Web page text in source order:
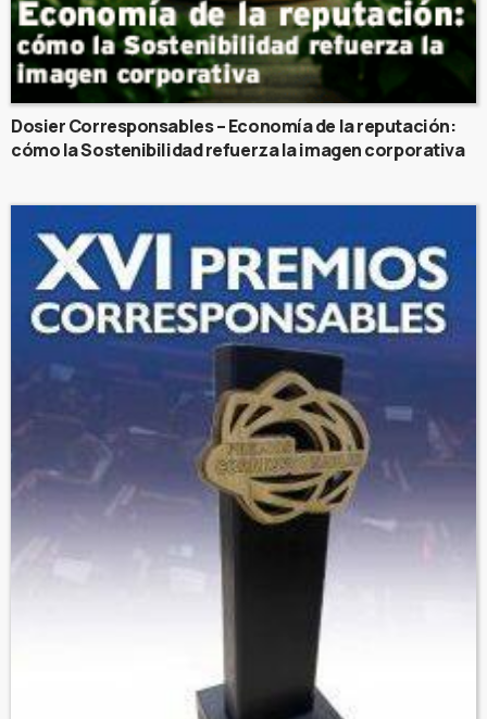
Dosier Corresponsables – Economía de la reputación:
cómo la Sostenibilidad refuerza la imagen corporativa